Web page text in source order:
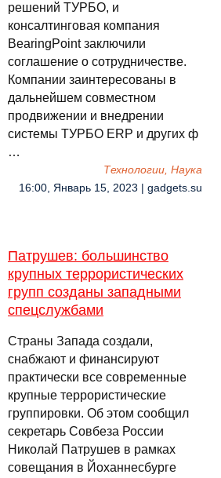
решений ТУРБО, и
консалтинговая компания
BearingPoint заключили
соглашение о сотрудничестве.
Компании заинтересованы в
дальнейшем совместном
продвижении и внедрении
системы ТУРБО ERP и других ф
…
Технологии, Наука
16:00, Январь 15, 2023 | gadgets.su
Патрушев: большинство
крупных террористических
групп созданы западными
спецслужбами
Страны Запада создали,
снабжают и финансируют
практически все современные
крупные террористические
группировки. Об этом сообщил
секретарь Совбеза России
Николай Патрушев в рамках
совещания в Йоханнесбурге